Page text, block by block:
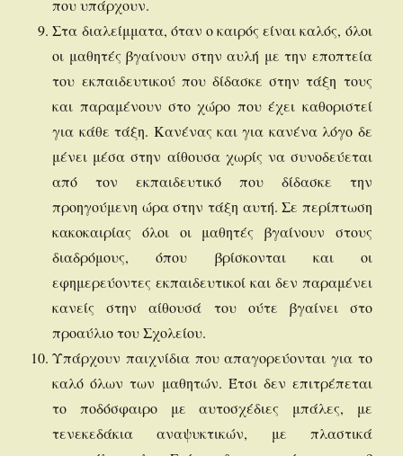
που υπάρχουν.
Στα διαλείμματα, όταν ο καιρός είναι καλός, όλοι
οι μαθητές βγαίνουν στην αυλή με την εποπτεία
του εκπαιδευτικού που δίδασκε στην τάξη τους
και παραμένουν στο χώρο που έχει καθοριστεί
για κάθε τάξη. Κανένας και για κανένα λόγο δε
μένει μέσα στην αίθουσα χωρίς να συνοδεύεται
από τον εκπαιδευτικό που δίδασκε την
προηγούμενη ώρα στην τάξη αυτή. Σε περίπτωση
κακοκαιρίας όλοι οι μαθητές βγαίνουν στους
διαδρόμους, όπου βρίσκονται και οι
εφημερεύοντες εκπαιδευτικοί και δεν παραμένει
κανείς στην αίθουσά του ούτε βγαίνει στο
προαύλιο του Σχολείου.
Υπάρχουν παιχνίδια που απαγορεύονται για το
καλό όλων των μαθητών. Έτσι δεν επιτρέπεται
το ποδόσφαιρο με αυτοσχέδιες μπάλες, με
τενεκεδάκια αναψυκτικών, με πλαστικά